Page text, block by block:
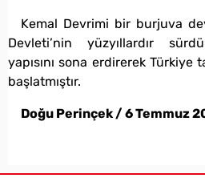
Kemal Devrimi bir burjuva
Devleti’nin yüzyıllardır
yapısını sona erdirerek
başlatmıştır.
Doğu Perinçek / 6 Temmuz